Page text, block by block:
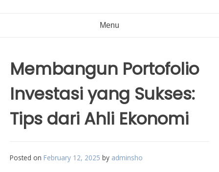
Menu
Membangun Portofolio
Investasi yang Sukses:
Tips dari Ahli Ekonomi
Posted on February 12, 2025 by adminsho